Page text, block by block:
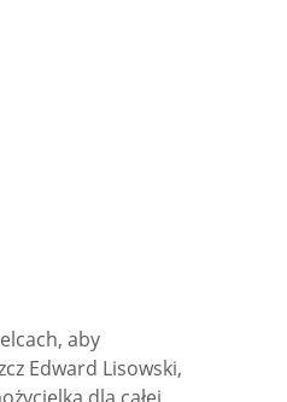
aby
Edward Lisowski,